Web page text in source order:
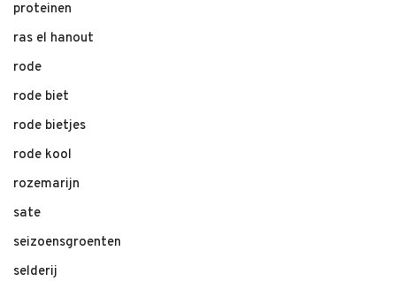
proteinen
ras el hanout
rode
rode biet
rode bietjes
rode kool
rozemarijn
sate
seizoensgroenten
selderij